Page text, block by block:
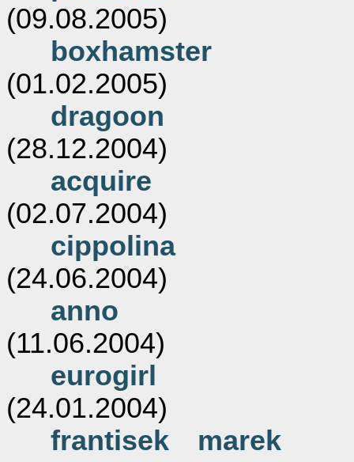
(09.08.2005)
boxhamster
(01.02.2005)
dragoon
(28.12.2004)
acquire
(02.07.2004)
cippolina
(24.06.2004)
anno
(11.06.2004)
eurogirl
(24.01.2004)
frantisek marek